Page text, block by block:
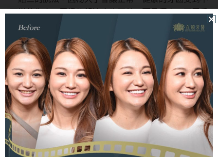
可逆的傷害，牙橋的舒適度也不差，而且便宜、不需手
術，然而清潔較為困難，因此牙橋使用者挺容易出現齲
齒、牙周病等問題，而且因為牙橋的構造，導致2顆牙
齒常常要承擔3顆牙齒的咬合力，長期下來也有風險。
考慮到牙橋的優缺點，牙橋適合不適合開刀的年輕患
者，但是不適合第二大臼齒缺牙者(因為後方無牙做牙
橋，雖然有懸臂式牙橋，然而一般不推薦)。
至於活動式假牙呢？價格便宜、清潔方便，更重要的是
不用手術，因此通常適合高齡患者使用，然而缺點也同
樣顯著，使用時不適感較大、咀嚼時比較會有異物感、